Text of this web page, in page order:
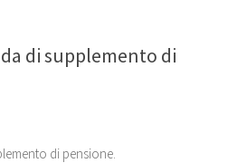
di supplemento di
di pensione.